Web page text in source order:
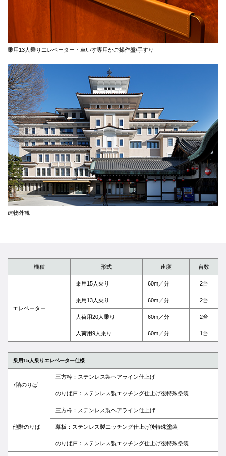
乗用13人乗りエレベーター・車いす専用かご操作盤/手すり
建物外観
機種 形式 速度 台数
エレベーター
乗用15人乗り 60m／分 2台
乗用13人乗り 60m／分 2台
人荷用20人乗り 60m／分 2台
人荷用9人乗り 60m／分 1台
乗用15人乗りエレベーター仕様
7階のりば
三方枠：ステンレス製ヘアライン仕上げ
のりば戸：ステンレス製エッチング仕上げ後特殊塗装
他階のりば
三方枠：ステンレス製ヘアライン仕上げ
幕板：ステンレス製エッチング仕上げ後特殊塗装
のりば戸：ステンレス製エッチング仕上げ後特殊塗装